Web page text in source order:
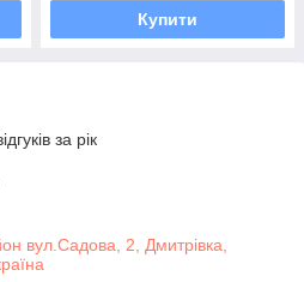
Купити
за рік
вул.Садова, 2, Дмитрівка,